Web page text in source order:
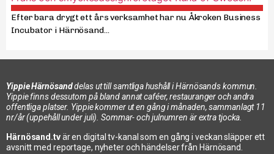
Efter bara drygt ett års verksamhet har nu Åkroken Business
Incubator i Härnösand...
Yippie Härnösanddelas ut till samtliga hushåll i Härnösands kommun.
Yippie finns dessutom på bland annat caféer, restauranger och andra
offentliga platser. Yippie kommer ut en gång i månaden, sammanlagt 11
nr/år (uppehåll under juli). Sommar- och julnumren är extra tjocka.
Härnösand.tvär en digital tv-kanal som en gång i veckan släpper ett
avsnitt med reportage, nyheter och händelser från Härnösand.